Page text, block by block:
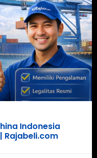
Indonesia
Rajabeli.com